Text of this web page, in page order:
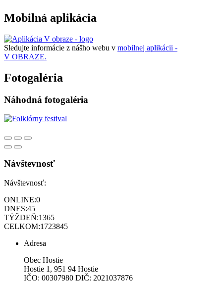
Mobilná aplikácia
Sledujte informácie z nášho webu v mobilnej aplikácii -
V OBRAZE.
Fotogaléria
Náhodná fotogaléria
Návštevnosť
Návštevnosť:
ONLINE:0
DNES:45
TÝŽDEŇ:1365
CELKOM:1723845
Adresa
Obec Hostie
Hostie 1, 951 94 Hostie
IČO: 00307980 DIČ: 2021037876